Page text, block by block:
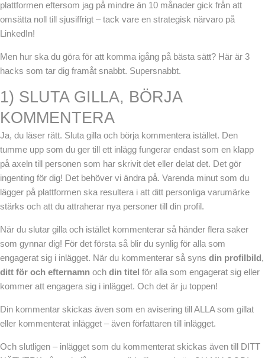
plattformen eftersom jag på mindre än 10 månader gick från att
omsätta noll till sjusiffrigt – tack vare en strategisk närvaro på
LinkedIn!
Men hur ska du göra för att komma igång på bästa sätt? Här är 3
hacks som tar dig framåt snabbt. Supersnabbt.
1) SLUTA GILLA, BÖRJA
KOMMENTERA
Ja, du läser rätt. Sluta gilla och börja kommentera istället. Den
tumme upp som du ger till ett inlägg fungerar endast som en klapp
på axeln till personen som har skrivit det eller delat det. Det gör
ingenting för dig! Det behöver vi ändra på. Varenda minut som du
lägger på plattformen ska resultera i att ditt personliga varumärke
stärks och att du attraherar nya personer till din profil.
När du slutar gilla och istället kommenterar så händer flera saker
som gynnar dig! För det första så blir du synlig för alla som
engagerat sig i inlägget. När du kommenterar så syns din profilbild,
ditt för och efternamn och din titel för alla som engagerat sig eller
kommer att engagera sig i inlägget. Och det är ju toppen!
Din kommentar skickas även som en avisering till ALLA som gillat
eller kommenterat inlägget – även författaren till inlägget.
Och slutligen – inlägget som du kommenterat skickas även till DITT